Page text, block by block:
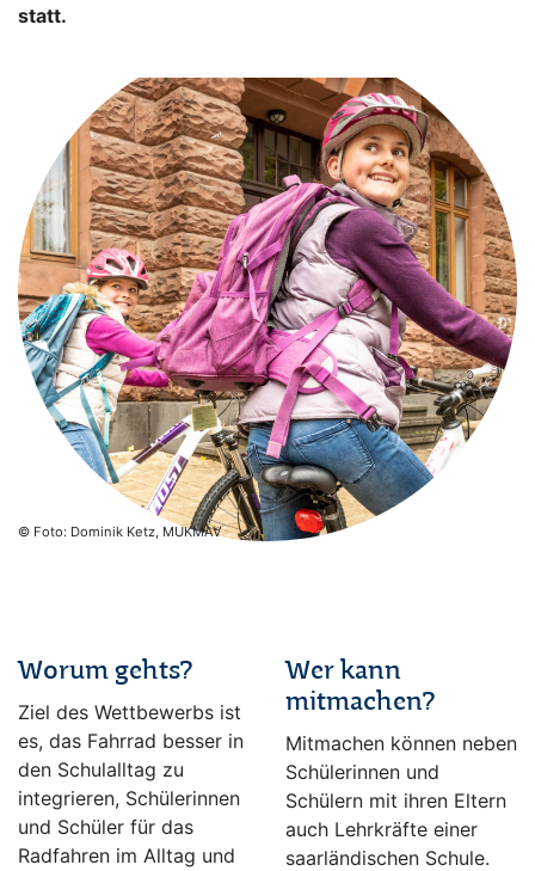
statt.
© Foto: Dominik Ketz, MUKMAV
Worum gehts?
Ziel des Wettbewerbs ist
es, das Fahrrad besser in
den Schulalltag zu
integrieren, Schülerinnen
und Schüler für das
Radfahren im Alltag und
Wer kann
mitmachen?
Mitmachen können neben
Schülerinnen und
Schülern mit ihren Eltern
auch Lehrkräfte einer
saarländischen Schule.